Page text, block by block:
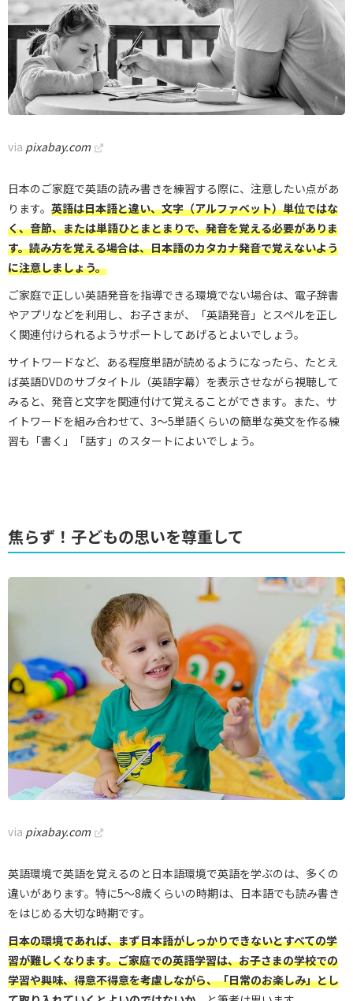
via pixabay.com
日本のご家庭で英語の読み書きを練習する際に、注意したい点があ
ります。 英語は日本語と違い、文字（アルファベット）単位ではな
く、音節、または単語ひとまとまりで、発音を覚える必要がありま
す。読み方を覚える場合は、日本語のカタカナ発音で覚えないよう
に注意しましょう。
ご家庭で正しい英語発音を指導できる環境でない場合は、電子辞書
やアプリなどを利用し、お子さまが、「英語発音」とスペルを正し
く関連付けられるようサポートしてあげるとよいでしょう。
サイトワードなど、ある程度単語が読めるようになったら、たとえ
ば英語DVDのサブタイトル（英語字幕）を表示させながら視聴して
みると、発音と文字を関連付けて覚えることができます。また、サ
イトワードを組み合わせて、3～5単語くらいの簡単な英文を作る練
習も「書く」「話す」のスタートによいでしょう。
焦らず！子どもの思いを尊重して
via pixabay.com
英語環境で英語を覚えるのと日本語環境で英語を学ぶのは、多くの
違いがあります。特に5～8歳くらいの時期は、日本語でも読み書き
をはじめる大切な時期です。
日本の環境であれば、まず日本語がしっかりできないとすべての学
習が難しくなります。ご家庭での英語学習は、お子さまの学校での
学習や興味、得意不得意を考慮しながら、「日常のお楽しみ」とし